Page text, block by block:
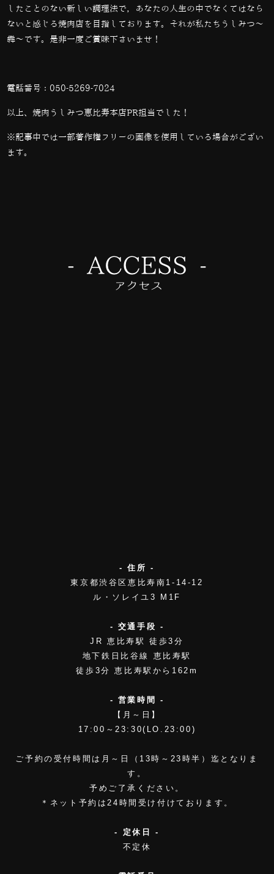
したことのない新しい調理法で，あなたの人生の中でなくてはなら
ないと感じる焼肉店を目指しております。それが私たちうしみつ～
犇～です。是非一度ご賞味下さいませ！
電話番号： 050-5269-7024
以上、焼肉うしみつ恵比寿本店PR担当でした！
※記事中では一部著作権フリーの画像を使用している場合がござい
ます。
- 住所 -
東京都渋谷区恵比寿南1-14-12
ル・ソレイユ3 M1F
- 交通手段 -
JR 恵比寿駅 徒歩3分
地下鉄日比谷線 恵比寿駅
徒歩3分 恵比寿駅から162m
- 営業時間 -
【月～日】
17:00～23:30(LO.23:00)
ご予約の受付時間は月～日（13時～23時半）迄となりま
す。
予めご了承ください。
＊ネット予約は24時間受け付けております。
- 定休日 -
不定休